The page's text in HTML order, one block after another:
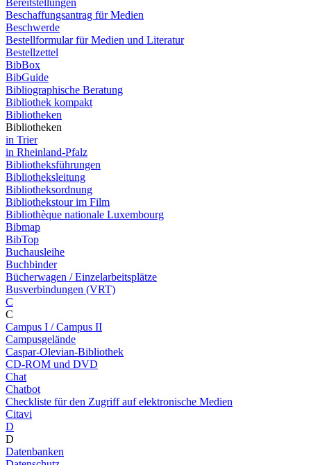
Bereitstellungen
Beschaffungsantrag für Medien
Beschwerde
Bestellformular für Medien und Literatur
Bestellzettel
BibBox
BibGuide
Bibliographische Beratung
Bibliothek kompakt
Bibliotheken
Bibliotheken
in Trier
in Rheinland-Pfalz
Bibliotheksführungen
Bibliotheksleitung
Bibliotheksordnung
Bibliothekstour im Film
Bibliothèque nationale Luxembourg
Bibmap
BibTop
Buchausleihe
Buchbinder
Bücherwagen / Einzelarbeitsplätze
Busverbindungen (VRT)
C
C
Campus I / Campus II
Campusgelände
Caspar-Olevian-Bibliothek
CD-ROM und DVD
Chat
Chatbot
Checkliste für den Zugriff auf elektronische Medien
Citavi
D
D
Datenbanken